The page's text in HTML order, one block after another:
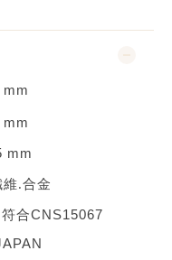
mm
mm
mm
.合金
合CNS15067